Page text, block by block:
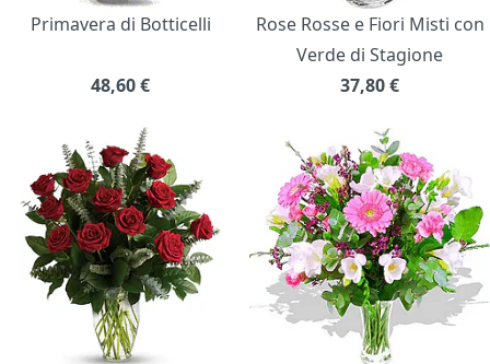
Primavera di Botticelli
48,60€
Rose Rosse e Fiori Misti con
Verde di Stagione
37,80€